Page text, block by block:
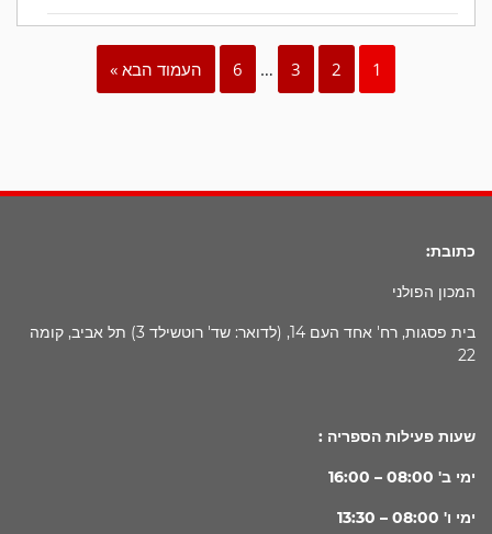
1
2
3
…
6 העמוד הבא »
כתובת:
המכון הפולני
בית פסגות, רח' אחד העם 14, (לדואר: שד' רוטשילד 3) תל אביב, קומה
22
שעות פעילות הספריה :
ימי ב' 08:00 – 16:00
ימי ו' 08:00 – 13:30